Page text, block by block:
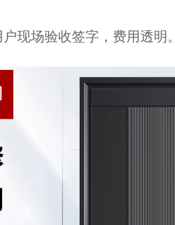
场验收签字，费用透明。